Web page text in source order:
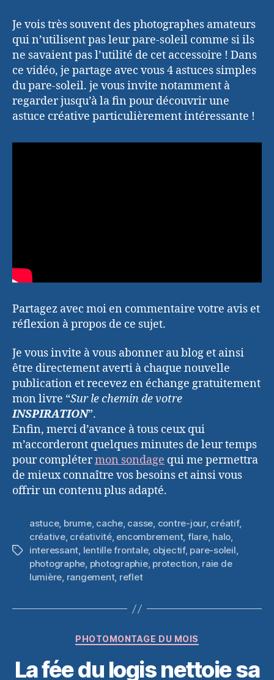
Je vois très souvent des photographes amateurs
qui n’utilisent pas leur pare-soleil comme si ils
ne savaient pas l’utilité de cet accessoire ! Dans
ce vidéo, je partage avec vous 4 astuces simples
du pare-soleil. je vous invite notamment à
regarder jusqu’à la fin pour découvrir une
astuce créative particulièrement intéressante !
Partagez avec moi en commentaire votre avis et
réflexion à propos de ce sujet.
Je vous invite à vous abonner au blog et ainsi
être directement averti à chaque nouvelle
publication et recevez en échange gratuitement
mon livre “Sur le chemin de votre
INSPIRATION”.
Enfin, merci d’avance à tous ceux qui
m’accorderont quelques minutes de leur temps
pour complétermon sondage qui me permettra
de mieux connaître vos besoins et ainsi vous
offrir un contenu plus adapté.
Étiquettes
astuce, brume, cache, casse, contre-jour, créatif,
créative, créativité, encombrement, flare, halo,
interessant, lentille frontale, objectif, pare-soleil,
photographe, photographie, protection, raie de
lumière, rangement, reflet
Catégories
PHOTOMONTAGE DU MOIS
La fée du logis nettoie sa